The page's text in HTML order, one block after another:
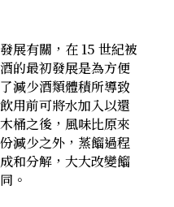
展有關，在 15 世紀被
的最初發展是為方便
減少酒類體積所導致
用前可將水加入以還
桶之後，風味比原來
減少之外，蒸餾過程
和分解，大大改變餾
。